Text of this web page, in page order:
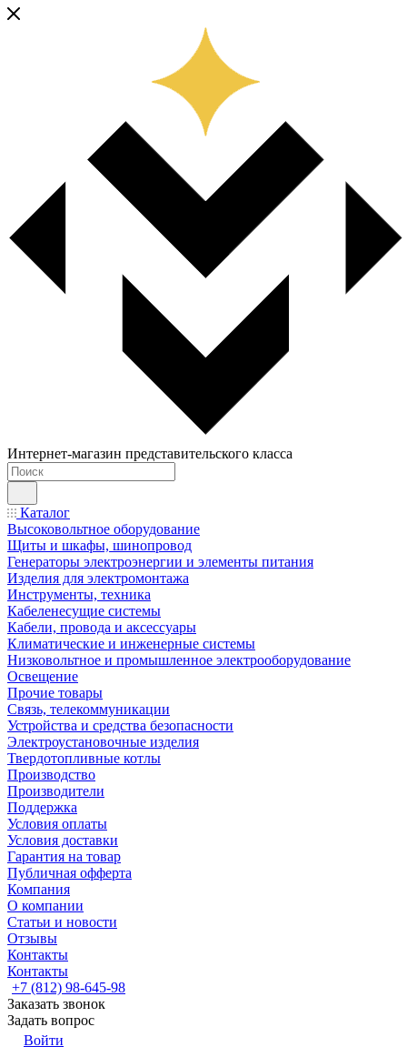
Интернет-магазин представительского класса
Каталог
Высоковольтное оборудование
Щиты и шкафы, шинопровод
Генераторы электроэнергии и элементы питания
Изделия для электромонтажа
Инструменты, техника
Кабеленесущие системы
Кабели, провода и аксессуары
Климатические и инженерные системы
Низковольтное и промышленное электрооборудование
Освещение
Прочие товары
Связь, телекоммуникации
Устройства и средства безопасности
Электроустановочные изделия
Твердотопливные котлы
Производство
Производители
Поддержка
Условия оплаты
Условия доставки
Гарантия на товар
Публичная офферта
Компания
О компании
Статьи и новости
Отзывы
Контакты
Контакты
+7 (812) 98-645-98
Заказать звонок
Задать вопрос
Войти